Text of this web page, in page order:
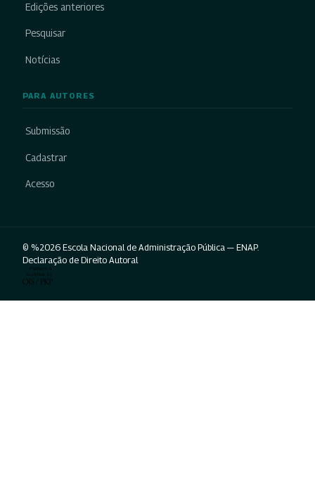
Edições anteriores
Pesquisar
Notícias
PARA AUTORES
Submissão
Cadastrar
Acesso
© %2026 Escola Nacional de Administração Pública — ENAP.
Declaração de Direito Autoral